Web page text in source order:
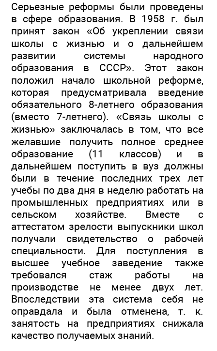
Серьезные реформы были проведены
в сфере образования. В 1958 г. был
принят закон «Об укреплении связи
школы с жизнью и о дальнейшем
развитии системы народного
образования в СССР». Этот закон
положил начало школьной реформе,
которая предусматривала введение
обязательного 8-летнего образования
(вместо 7-летнего). «Связь школы с
жизнью» заключалась в том, что все
желавшие получить полное среднее
образование (11 классов) и в
дальнейшем поступить в вуз должны
были в течение последних трех лет
учебы по два дня в неделю работать на
промышленных предприятиях или в
сельском хозяйстве. Вместе с
аттестатом зрелости выпускники школ
получали свидетельство о рабочей
специальности. Для поступления в
высшее учебное заведение также
требовался стаж работы на
производстве не менее двух лет.
Впоследствии эта система себя не
оправдала и была отменена, т. к.
занятость на предприятиях снижала
качество получаемых знаний.